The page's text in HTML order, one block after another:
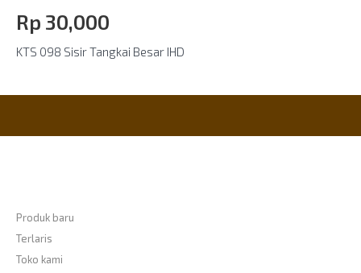
Rp‎ 30,000
KTS 098 Sisir Tangkai Besar IHD
Produk baru
Terlaris
Toko kami